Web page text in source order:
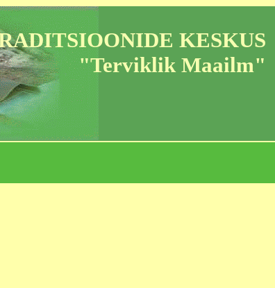
KESKUS
"Terviklik Maailm"